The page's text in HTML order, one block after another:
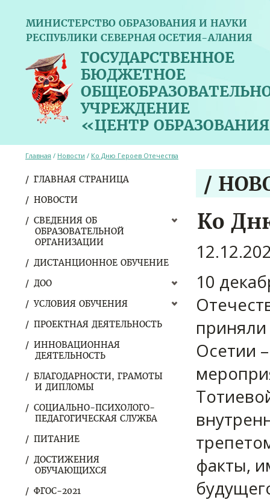
МИНИСТЕРСТВО ОБРАЗОВАНИЯ И НАУКИ
РЕСПУБЛИКИ СЕВЕРНАЯ ОСЕТИЯ-АЛАНИЯ
ГОСУДАРСТВЕННОЕ
БЮДЖЕТНОЕ
УЧРЕЖДЕНИЕ
«ЦЕНТР
ГЛАВНАЯ СТРАНИЦА
НОВОСТИ
СВЕДЕНИЯ ОБ
ОБРАЗОВАТЕЛЬНОЙ
ОРГАНИЗАЦИИ
ДИСТАНЦИОННОЕ ОБУЧЕНИЕ
ДОО
УСЛОВИЯ ОБУЧЕНИЯ
ПРОЕКТНАЯ ДЕЯТЕЛЬНОСТЬ
ИННОВАЦИОННАЯ
ДЕЯТЕЛЬНОСТЬ
БЛАГОДАРНОСТИ, ГРАМОТЫ
И ДИПЛОМЫ
СОЦИАЛЬНО-ПСИХОЛОГО-
ПЕДАГОГИЧЕСКАЯ СЛУЖБА
ПИТАНИЕ
ДОСТИЖЕНИЯ
ОБУЧАЮЩИХСЯ
ФГОС-2021
Главная / Новости / Ко Дню Героев Отечества
/
Ко
10
Осетии
факты,